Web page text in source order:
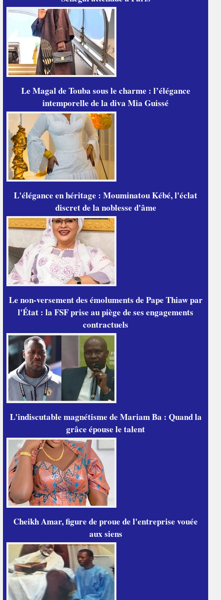
Le Magal de Touba sous le charme : l’élégance
intemporelle de la diva Mia Guissé
L'élégance en héritage : Mouminatou Kébé, l'éclat
discret de la noblesse d'âme
Le non-versement des émoluments de Pape Thiaw par
l'État : la FSF prise au piège de ses engagements
contractuels
L'indiscutable magnétisme de Mariam Ba : Quand la
grâce épouse le talent
Cheikh Amar, figure de proue de l'entreprise vouée
aux siens